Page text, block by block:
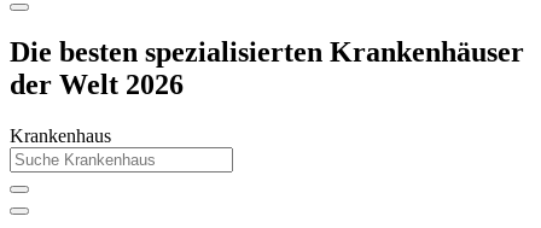
Die besten spezialisierten Krankenhäuser
der Welt 2026
Krankenhaus